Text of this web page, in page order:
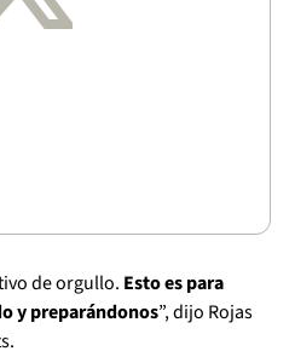
de orgullo. Esto es para
y preparándonos”, dijo Rojas